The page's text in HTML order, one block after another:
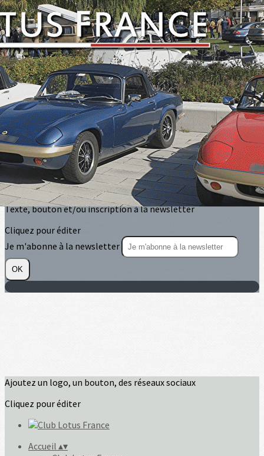
Exporter les lignes sélectionnées
Exporter toutes les colonnes
Exporter uniquement les colonnes affichées
Menu
<
>
Sorties circuit
Balades touristiques
Manifestations et salons
?>
Images de la page d'accueil
Cliquez pour éditer
Texte, bouton et/ou inscription à la newsletter
Cliquez pour éditer
Je m'abonne à la newsletter
OK
Ajoutez un logo, un bouton, des réseaux sociaux
Cliquez pour éditer
Accueil ▴▾